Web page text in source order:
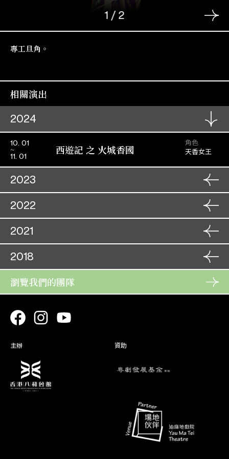
1 / 2
專工旦角。
相關演出
2024
10. 01
11. 01
西遊記 之 火城香國
角色
天香女王
2023
14. 01
15. 01
2022
19. 09
20. 09
司徒文鳳
13. 02
龍鳳爭掛帥 (取消)
司徒文鳳
2021
13. 01
14. 01
司徒文鳳
2018
03. 08
04. 08
飛上枝頭變鳳凰
瀏覽我們的團隊
主辦 資助